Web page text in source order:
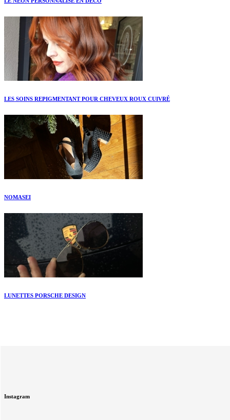
LES SOINS REPIGMENTANT POUR CHEVEUX ROUX CUIVRÉ
NOMASEI
LUNETTES PORSCHE DESIGN
Instagram